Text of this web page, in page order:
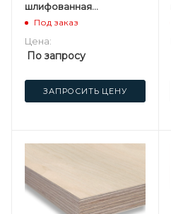
шлифованная
березовая
Под заказ
Цена:
По запросу
ЗАПРОСИТЬ ЦЕНУ